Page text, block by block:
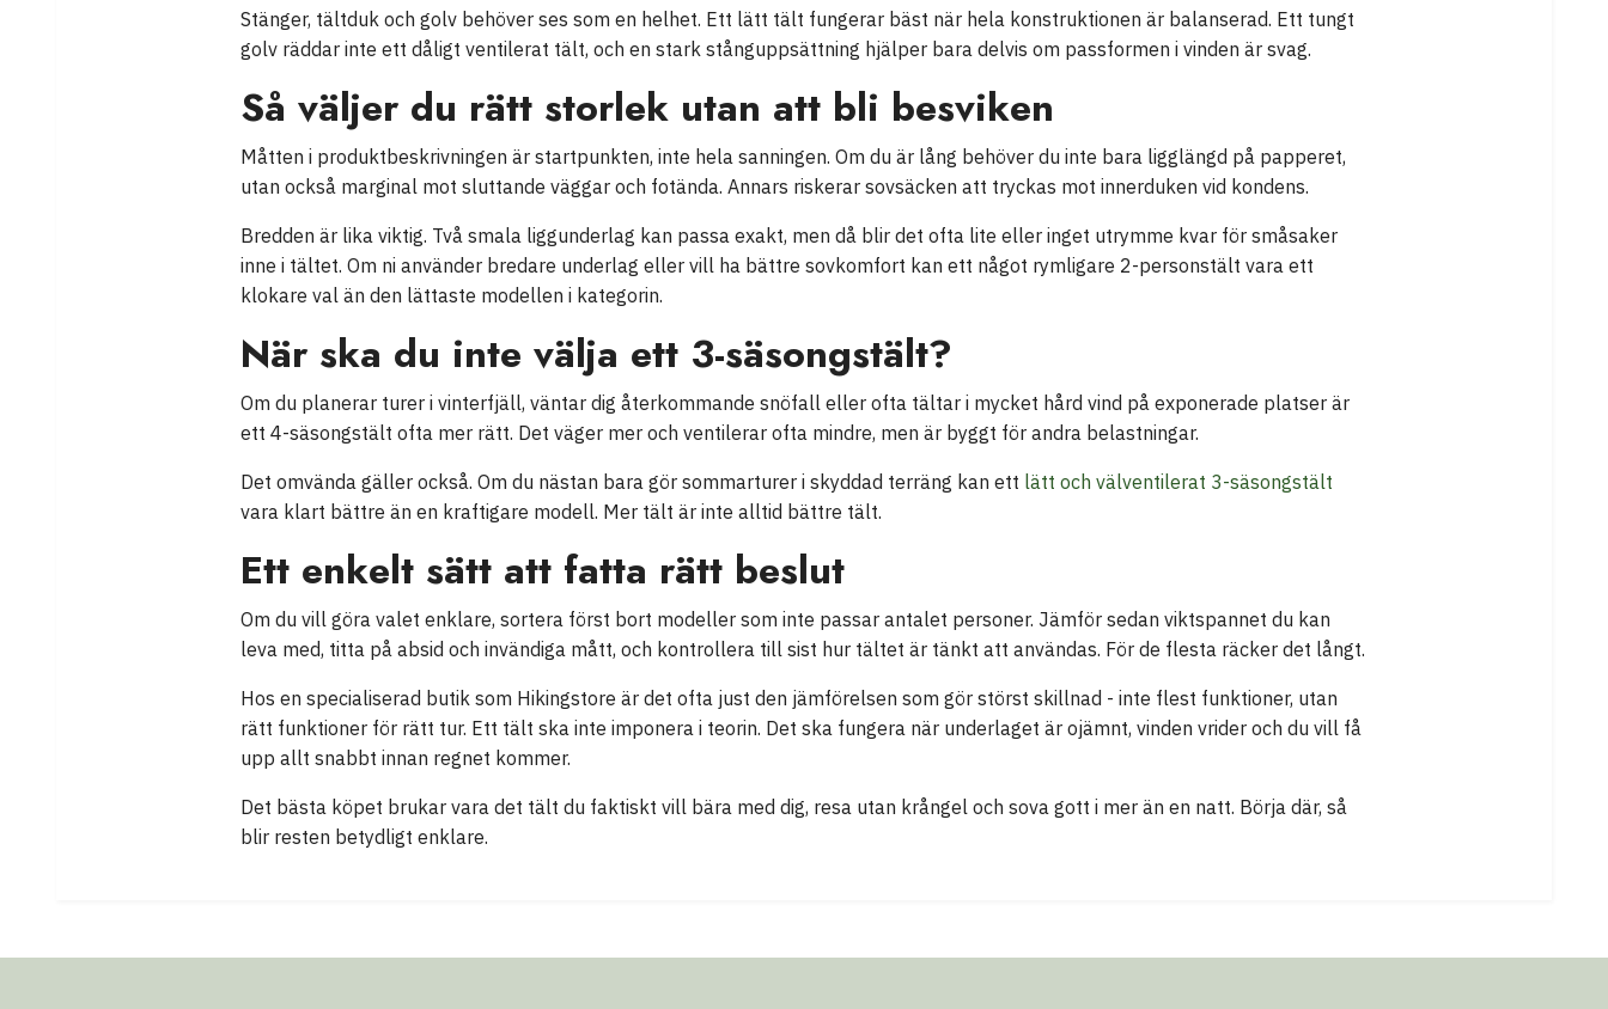
Stänger, tältduk och golv behöver ses som en helhet. Ett lätt tält fungerar bäst när hela konstruktionen är balanserad. Ett tungt
golv räddar inte ett dåligt ventilerat tält, och en stark stånguppsättning hjälper bara delvis om passformen i vinden är svag.
Så väljer du rätt storlek utan att bli besviken
Måtten i produktbeskrivningen är startpunkten, inte hela sanningen. Om du är lång behöver du inte bara ligglängd på papperet,
utan också marginal mot sluttande väggar och fotända. Annars riskerar sovsäcken att tryckas mot innerduken vid kondens.
Bredden är lika viktig. Två smala liggunderlag kan passa exakt, men då blir det ofta lite eller inget utrymme kvar för småsaker
inne i tältet. Om ni använder bredare underlag eller vill ha bättre sovkomfort kan ett något rymligare 2-personstält vara ett
klokare val än den lättaste modellen i kategorin.
När ska du inte välja ett 3-säsongstält?
Om du planerar turer i vinterfjäll, väntar dig återkommande snöfall eller ofta tältar i mycket hård vind på exponerade platser är
ett 4-säsongstält ofta mer rätt. Det väger mer och ventilerar ofta mindre, men är byggt för andra belastningar.
Det omvända gäller också. Om du nästan bara gör sommarturer i skyddad terräng kan ett lätt och välventilerat 3-säsongstält
vara klart bättre än en kraftigare modell. Mer tält är inte alltid bättre tält.
Ett enkelt sätt att fatta rätt beslut
Om du vill göra valet enklare, sortera först bort modeller som inte passar antalet personer. Jämför sedan viktspannet du kan
leva med, titta på absid och invändiga mått, och kontrollera till sist hur tältet är tänkt att användas. För de flesta räcker det långt.
Hos en specialiserad butik som Hikingstore är det ofta just den jämförelsen som gör störst skillnad - inte flest funktioner, utan
rätt funktioner för rätt tur. Ett tält ska inte imponera i teorin. Det ska fungera när underlaget är ojämnt, vinden vrider och du vill få
upp allt snabbt innan regnet kommer.
Det bästa köpet brukar vara det tält du faktiskt vill bära med dig, resa utan krångel och sova gott i mer än en natt. Börja där, så
blir resten betydligt enklare.